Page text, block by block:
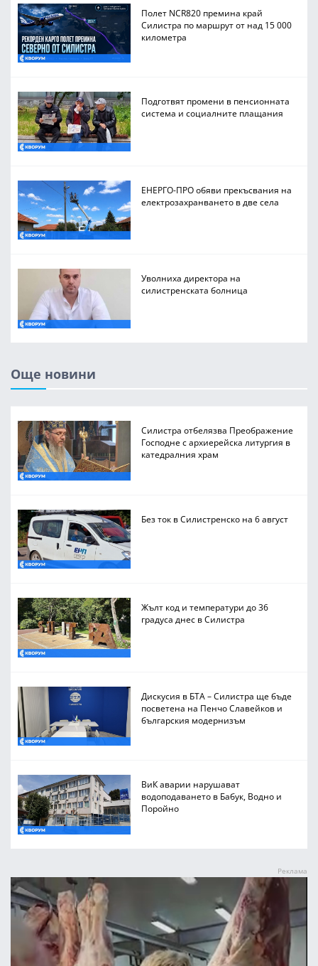
Полет NCR820 премина край
Силистра по маршрут от над 15 000
километра
Подготвят промени в пенсионната
система и социалните плащания
ЕНЕРГО-ПРО обяви прекъсвания на
електрозахранването в две села
Уволниха директора на
силистренската болница
Още новини
Силистра отбелязва Преображение
Господне с архиерейска литургия в
катедралния храм
Без ток в Силистренско на 6 август
Жълт код и температури до 36
градуса днес в Силистра
Дискусия в БТА – Силистра ще бъде
посветена на Пенчо Славейков и
българския модернизъм
ВиК аварии нарушават
водоподаването в Бабук, Водно и
Поройно